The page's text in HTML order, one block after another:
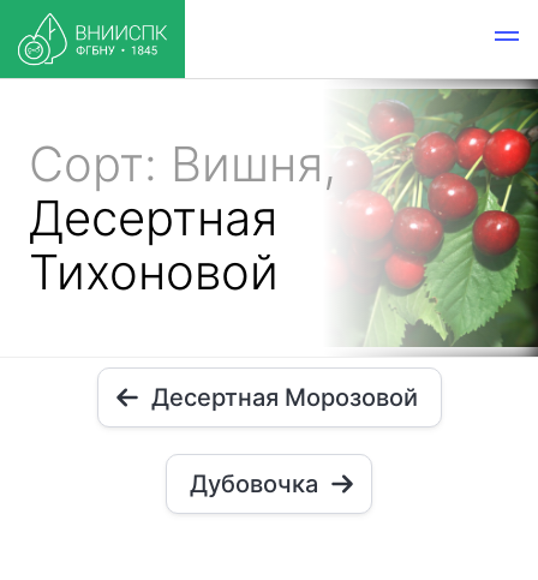
Сорт: Вишня,
Десертная
Тихоновой
Десертная Морозовой
Дубовочка